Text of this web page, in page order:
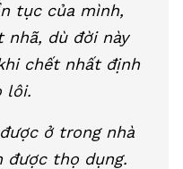
tục của mình,
nhã, dù đời này
chết nhất định
lôi.
ở trong nhà
được thọ dụng.